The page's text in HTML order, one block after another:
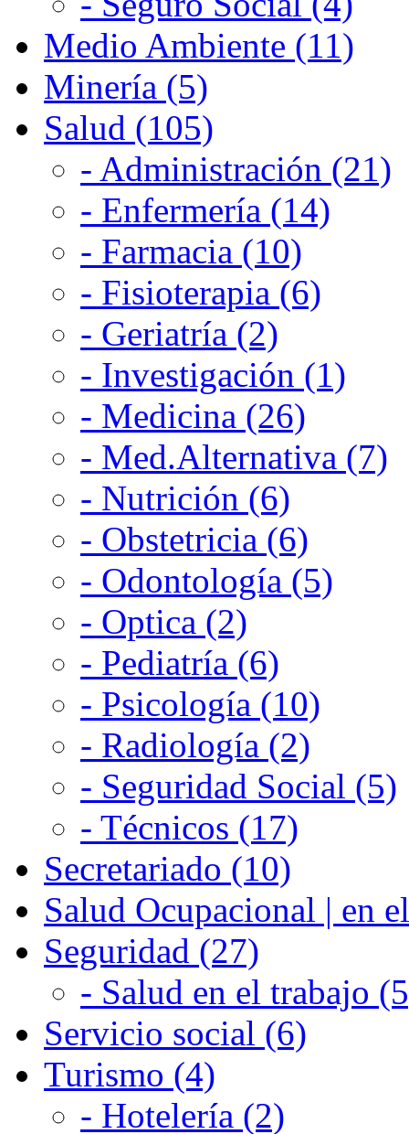
Medio Ambiente (11)
Minería (5)
Salud (105)
- Administración (21)
- Enfermería (14)
- Farmacia (10)
- Fisioterapia (6)
- Geriatría (2)
- Investigación (1)
- Medicina (26)
- Med.Alternativa (7)
- Nutrición (6)
- Obstetricia (6)
- Odontología (5)
- Optica (2)
- Pediatría (6)
- Psicología (10)
- Radiología (2)
- Seguridad Social (5)
- Técnicos (17)
Secretariado (10)
Salud Ocupacional | en
Seguridad (27)
- Salud en el trabajo
Servicio social (6)
Turismo (4)
- Hotelería (2)